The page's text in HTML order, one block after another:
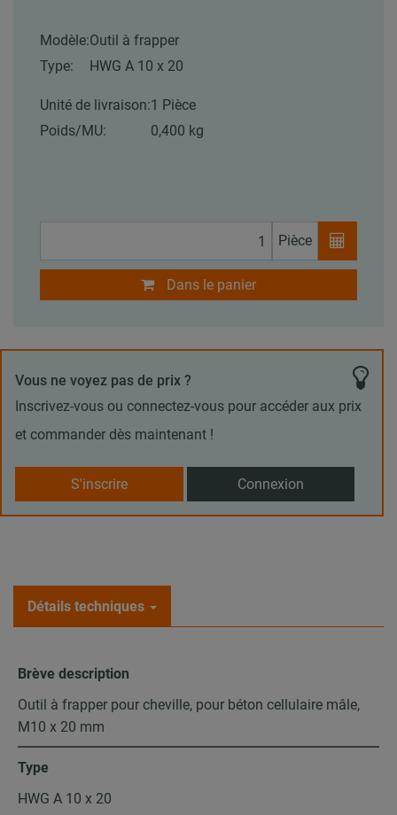
Modèle:Outil à frapper
Type:
HWG A 10 x 20
Unité de livraison:1 Pièce
Poids/MU:
0,400 kg
Pièce
Dans le panier
Vous ne voyez pas de prix ?
Inscrivez-vous ou connectez-vous pour accéder aux prix
et commander dès maintenant !
S'inscrire Connexion
Détails techniques
Brève description
Outil à frapper pour cheville, pour béton cellulaire mâle,
M10 x 20 mm
Type
HWG A 10 x 20